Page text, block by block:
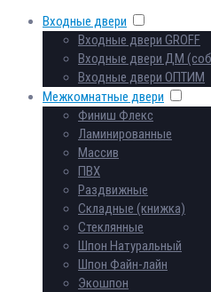
Входные двери
Входные двери GROFF
Входные двери ДМ
Входные двери ОПТИМ
Межкомнатные двери
Финиш Флекс
Ламинированные
Массив
ПВХ
Раздвижные
Складные (книжка)
Стеклянные
Шпон Натуральный
Шпон Файн-лайн
Экошпон